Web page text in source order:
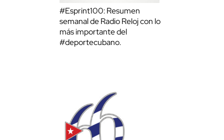
#Esprint100: Resumen
semanal de Radio Reloj con lo
más importante del
#deportecubano.